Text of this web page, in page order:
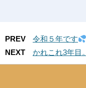
PREV
令和５年です
NEXT
かれこれ3年目。